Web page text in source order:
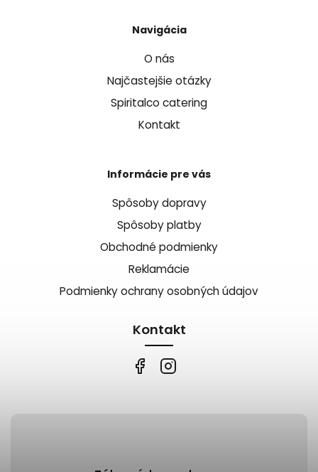
Navigácia
O nás
Najčastejšie otázky
Spiritalco catering
Kontakt
Informácie pre vás
Spôsoby dopravy
Spôsoby platby
Obchodné podmienky
Reklamácie
Podmienky ochrany osobných údajov
Kontakt